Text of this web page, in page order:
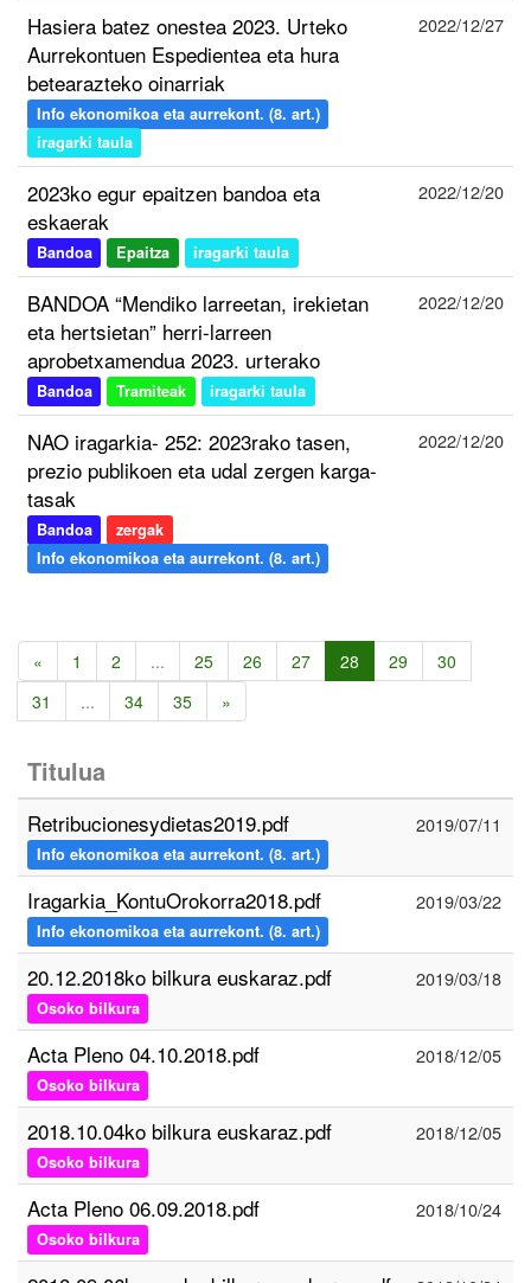
Hasiera batez onestea 2023. Urteko
Aurrekontuen Espedientea eta hura
betearazteko oinarriak
Info ekonomikoa eta aurrekont. (8. art.)
iragarki taula
2022/12/27
2023ko egur epaitzen bandoa eta
eskaerak
Bandoa Epaitza iragarki taula
2022/12/20
BANDOA “Mendiko larreetan, irekietan
eta hertsietan” herri-larreen
aprobetxamendua 2023. urterako
Bandoa Tramiteak iragarki taula
2022/12/20
NAO iragarkia- 252: 2023rako tasen,
prezio publikoen eta udal zergen karga-
tasak
Bandoa
zergak
Info ekonomikoa eta aurrekont. (8. art.)
2022/12/20
« 1 2 ... 25 26 27 28 29
30
31
... 34 35 »
Titulua
Retribucionesydietas2019.pdf
Info ekonomikoa eta aurrekont. (8. art.)
2019/07/11
Iragarkia_KontuOrokorra2018.pdf
Info ekonomikoa eta aurrekont. (8. art.)
2019/03/22
20.12.2018ko bilkura euskaraz.pdf
Osoko bilkura
2019/03/18
Acta Pleno 04.10.2018.pdf
Osoko bilkura
2018/12/05
2018.10.04ko bilkura euskaraz.pdf
Osoko bilkura
2018/12/05
Acta Pleno 06.09.2018.pdf
Osoko bilkura
2018/10/24